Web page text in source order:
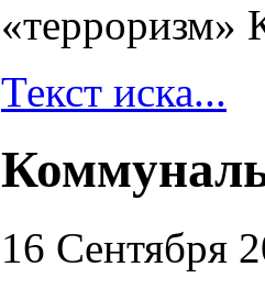
«терроризм»
Текст иска...
16 Сентября